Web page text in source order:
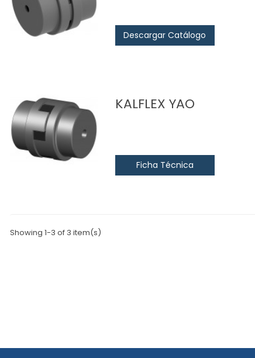
Descargar Catálogo
KALFLEX YAO
Ficha Técnica
Showing 1-3 of 3 item(s)